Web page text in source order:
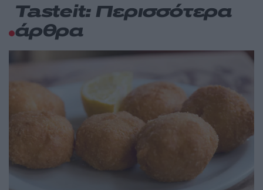
Tasteit: Περισσότερα
άρθρα